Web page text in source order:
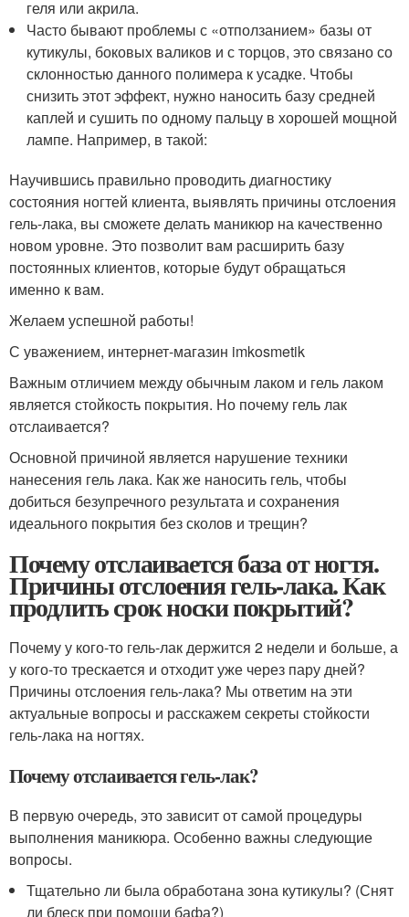
геля или акрила.
Часто бывают проблемы с «отползанием» базы от
кутикулы, боковых валиков и с торцов, это связано со
склонностью данного полимера к усадке. Чтобы
снизить этот эффект, нужно наносить базу средней
каплей и сушить по одному пальцу в хорошей мощной
лампе. Например, в такой:
Научившись правильно проводить диагностику
состояния ногтей клиента, выявлять причины отслоения
гель-лака, вы сможете делать маникюр на качественно
новом уровне. Это позволит вам расширить базу
постоянных клиентов, которые будут обращаться
именно к вам.
Желаем успешной работы!
С уважением, интернет-магазин imkosmetik
Важным отличием между обычным лаком и гель лаком
является стойкость покрытия. Но почему гель лак
отслаивается?
Основной причиной является нарушение техники
нанесения гель лака. Как же наносить гель, чтобы
добиться безупречного результата и сохранения
идеального покрытия без сколов и трещин?
Почему отслаивается база от ногтя.
Причины отслоения гель-лака. Как
продлить срок носки покрытий?
Почему у кого-то гель-лак держится 2 недели и больше, а
у кого-то трескается и отходит уже через пару дней?
Причины отслоения гель-лака? Мы ответим на эти
актуальные вопросы и расскажем секреты стойкости
гель-лака на ногтях.
Почему отслаивается гель-лак?
В первую очередь, это зависит от самой процедуры
выполнения маникюра. Особенно важны следующие
вопросы.
Тщательно ли была обработана зона кутикулы? (Снят
ли блеск при помощи бафа?)